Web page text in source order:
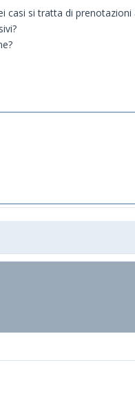
si tratta di